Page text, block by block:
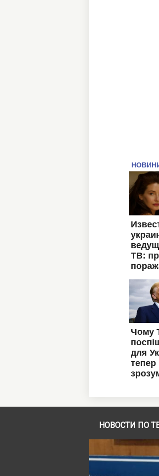
НОВОСТИ ПО